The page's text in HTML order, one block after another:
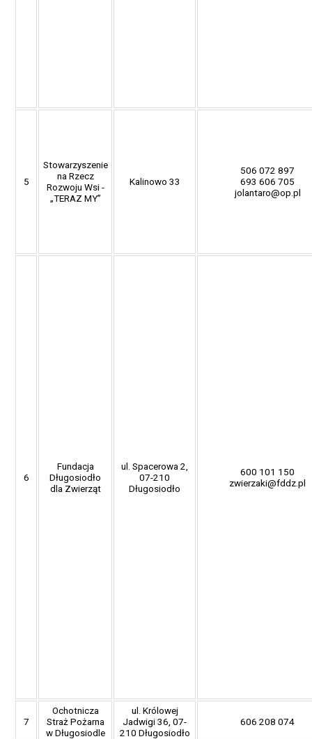
5
Stowarzyszenie
na Rzecz
Rozwoju Wsi -
„TERAZ MY”
Kalinowo 33
506 072 897
693 606 705
jolantaro@op.pl
6
Fundacja
Długosiodło
dla Zwierząt
ul. Spacerowa 2,
07-210
Długosiodło
600 101 150
zwierzaki@fddz.pl
7
Ochotnicza
Straż Pożarna
w Długosiodle
ul. Królowej
Jadwigi 36, 07-
210 Długosiodło
606 208 074